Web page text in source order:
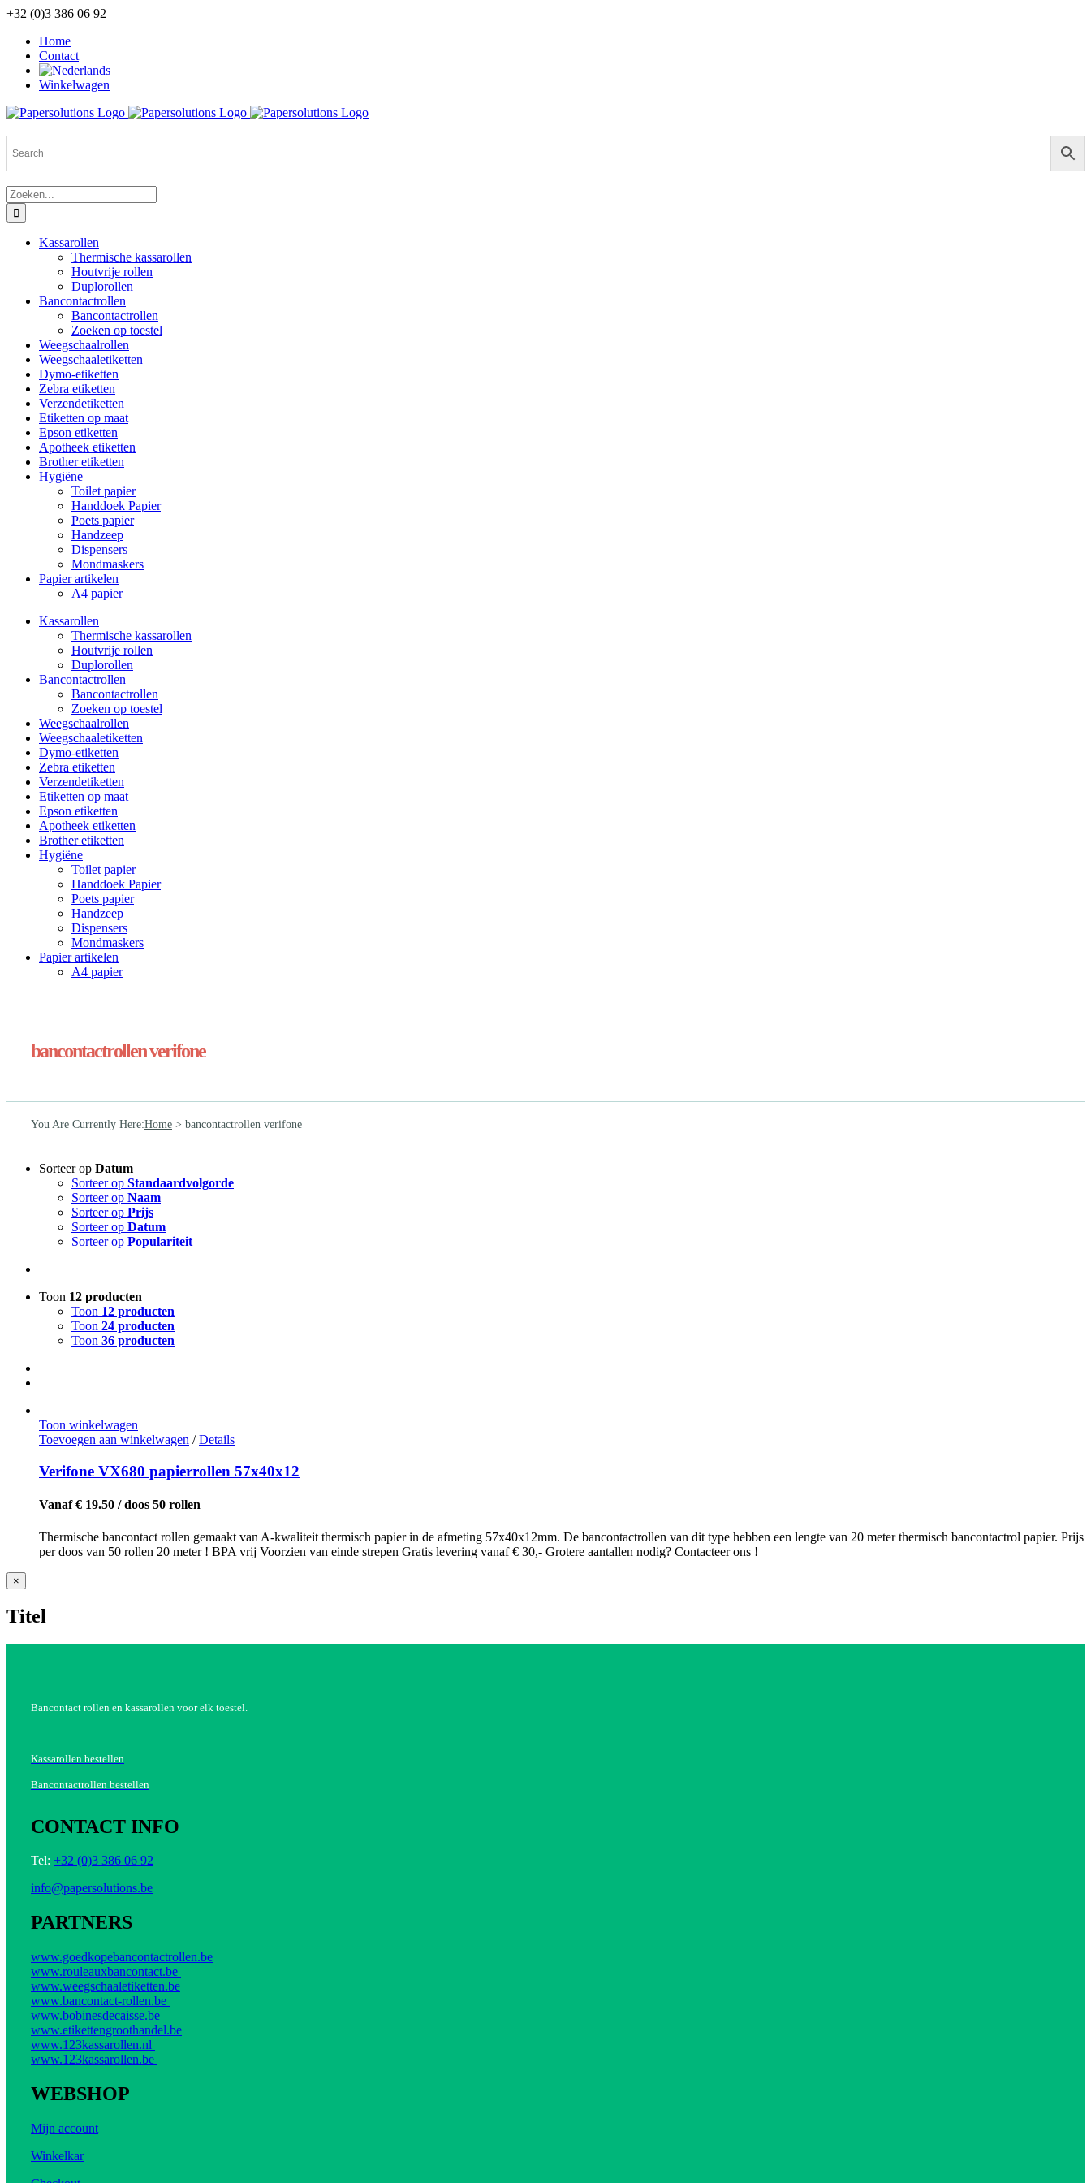
Ga
inhoud
+32 (0)3 386 06 92
Home
Contact
Winkelwagen
Zoeken
naar:
Kassarollen
Thermische kassarollen
Houtvrije rollen
Duplorollen
Bancontactrollen
Bancontactrollen
Zoeken op toestel
Weegschaalrollen
Weegschaaletiketten
Dymo-etiketten
Zebra etiketten
Verzendetiketten
Etiketten op maat
Epson etiketten
Apotheek etiketten
Brother etiketten
Hygiëne
Toilet papier
Handdoek Papier
Poets papier
Handzeep
Dispensers
Mondmaskers
Papier artikelen
A4 papier
Kassarollen
Thermische kassarollen
Houtvrije rollen
Duplorollen
Bancontactrollen
Bancontactrollen
Zoeken op toestel
Weegschaalrollen
Weegschaaletiketten
Dymo-etiketten
Zebra etiketten
Verzendetiketten
Etiketten op maat
Epson etiketten
Apotheek etiketten
Brother etiketten
Hygiëne
Toilet papier
Handdoek Papier
Poets papier
Handzeep
Dispensers
Mondmaskers
Papier artikelen
A4 papier
bancontactrollen verifone
You Are Currently Here:Home > bancontactrollen verifone
Sorteer op Datum
Sorteer op Standaardvolgorde
Sorteer op Naam
Sorteer op Prijs
Sorteer op Datum
Sorteer op Populariteit
Toon 12 producten
Toon 12 producten
Toon 24 producten
Toon 36 producten
Toon winkelwagen
Toevoegen aan winkelwagen / Details
Verifone VX680 papierrollen 57x40x12
Vanaf € 19.50 / doos 50 rollen
Thermische bancontact rollen gemaakt van A-kwaliteit thermisch papier in de afmeting 57x40x12mm. De bancontactrollen van dit type hebben een lengte van 20 meter thermisch bancontactrol papier. Prijs
per doos van 50 rollen 20 meter ! BPA vrij Voorzien van einde strepen Gratis levering vanaf € 30,- Grotere aantallen nodig? Contacteer ons !
Close
product
view
×
Titel
Bancontact rollen en kassarollen voor elk toestel.
Kassarollen bestellen
Bancontactrollen bestellen
CONTACT INFO
Tel: +32 (0)3 386 06 92
info@papersolutions.be
PARTNERS
www.goedkopebancontactrollen.be
www.rouleauxbancontact.be
www.weegschaaletiketten.be
www.bancontact-rollen.be
www.bobinesdecaisse.be
www.etikettengroothandel.be
www.123kassarollen.nl
www.123kassarollen.be
WEBSHOP
Mijn account
Winkelkar